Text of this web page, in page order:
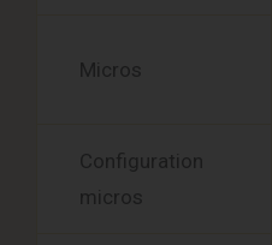
Micros
Configuration
micros